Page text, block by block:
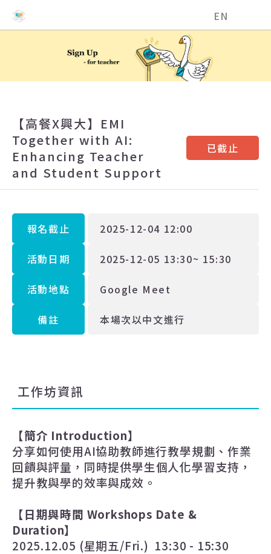
EN
【高餐X興大】EMI
Together with AI:
Enhancing Teacher
and Student Support
已截止
報名截止 2025-12-04 12:00
活動日期 2025-12-05 13:30~ 15:30
活動地點 Google Meet
備註 本場次以中文進行
工作坊資訊
【簡介 Introduction】
分享如何使用AI協助教師進行教學規劃、作業
回饋與評量，同時提供學生個人化學習支持，
提升教與學的效率與成效。
【日期與時間 Workshops Date &
Duration】
2025.12.05 (星期五/Fri.) 13:30 - 15:30